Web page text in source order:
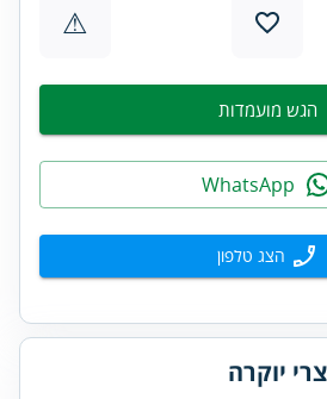
⚠
הגש מועמדות
הצג טלפון